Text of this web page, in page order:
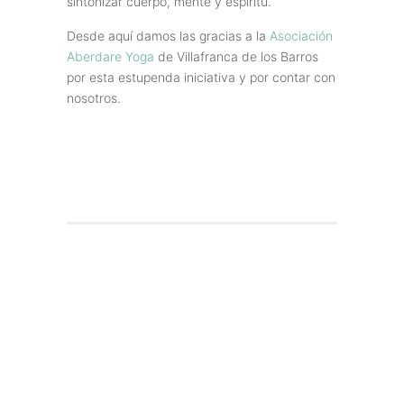
Desde aquí damos las gracias a la Asociación
Aberdare Yoga de Villafranca de los Barros
por esta estupenda iniciativa y por contar con
nosotros.